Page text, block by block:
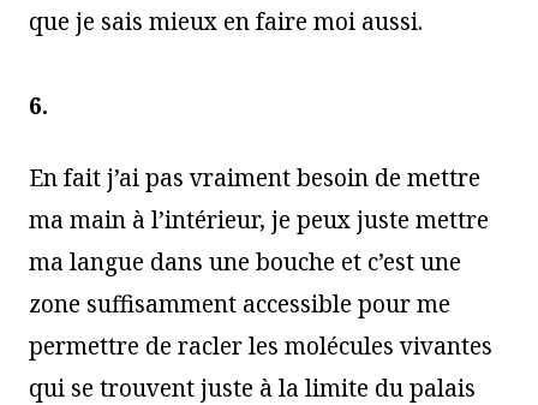
que je sais mieux en faire moi aussi.
6.
En fait j’ai pas vraiment besoin de mettre
ma main à l’intérieur, je peux juste mettre
ma langue dans une bouche et c’est une
zone suffisamment accessible pour me
permettre de racler les molécules vivantes
qui se trouvent juste à la limite du palais